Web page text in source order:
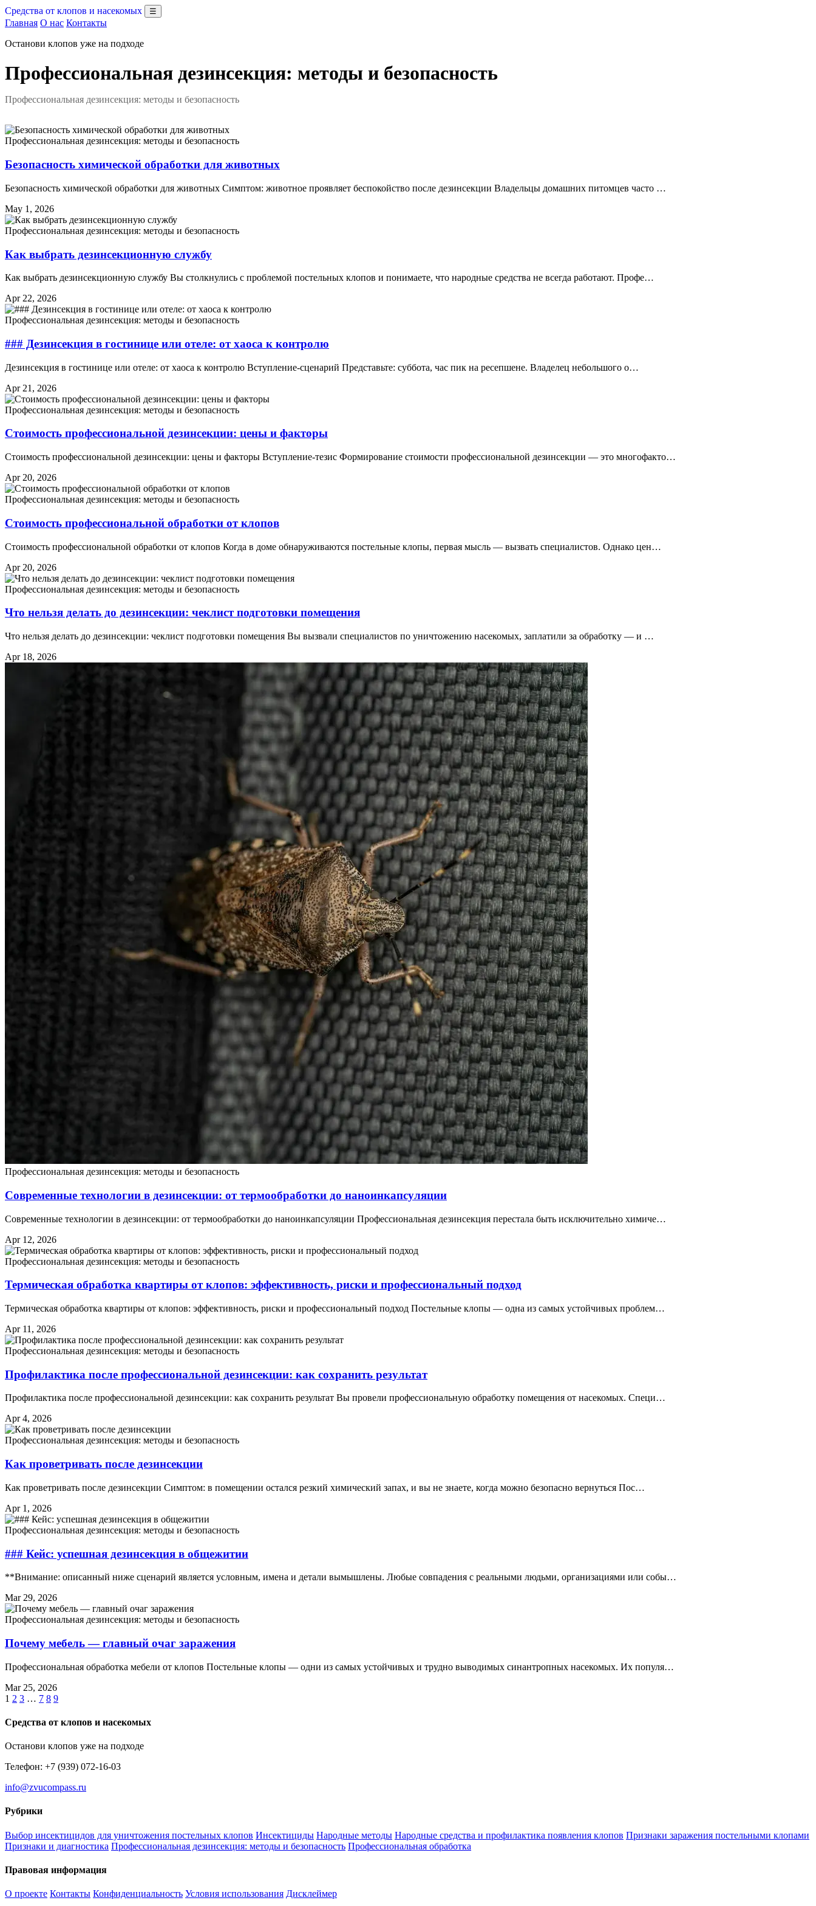
Средства от клопов и насекомых ☰
Главная О нас Контакты
Останови клопов уже на подходе
Профессиональная дезинсекция: методы и безопасность
Профессиональная дезинсекция: методы и безопасность
Профессиональная дезинсекция: методы и безопасность
Безопасность химической обработки для животных
Безопасность химической обработки для животных Симптом: животное проявляет беспокойство после дезинсекции Владельцы домашних питомцев часто …
May 1, 2026
Профессиональная дезинсекция: методы и безопасность
Как выбрать дезинсекционную службу
Как выбрать дезинсекционную службу Вы столкнулись с проблемой постельных клопов и понимаете, что народные средства не всегда работают. Профе…
Apr 22, 2026
Профессиональная дезинсекция: методы и безопасность
### Дезинсекция в гостинице или отеле: от хаоса к контролю
Дезинсекция в гостинице или отеле: от хаоса к контролю Вступление-сценарий Представьте: суббота, час пик на ресепшене. Владелец небольшого о…
Apr 21, 2026
Профессиональная дезинсекция: методы и безопасность
Стоимость профессиональной дезинсекции: цены и факторы
Стоимость профессиональной дезинсекции: цены и факторы Вступление-тезис Формирование стоимости профессиональной дезинсекции — это многофакто…
Apr 20, 2026
Профессиональная дезинсекция: методы и безопасность
Стоимость профессиональной обработки от клопов
Стоимость профессиональной обработки от клопов Когда в доме обнаруживаются постельные клопы, первая мысль — вызвать специалистов. Однако цен…
Apr 20, 2026
Профессиональная дезинсекция: методы и безопасность
Что нельзя делать до дезинсекции: чеклист подготовки помещения
Что нельзя делать до дезинсекции: чеклист подготовки помещения Вы вызвали специалистов по уничтожению насекомых, заплатили за обработку — и …
Apr 18, 2026
Профессиональная дезинсекция: методы и безопасность
Современные технологии в дезинсекции: от термообработки до наноинкапсуляции
Современные технологии в дезинсекции: от термообработки до наноинкапсуляции Профессиональная дезинсекция перестала быть исключительно химиче…
Apr 12, 2026
Профессиональная дезинсекция: методы и безопасность
Термическая обработка квартиры от клопов: эффективность, риски и профессиональный подход
Термическая обработка квартиры от клопов: эффективность, риски и профессиональный подход Постельные клопы — одна из самых устойчивых проблем…
Apr 11, 2026
Профессиональная дезинсекция: методы и безопасность
Профилактика после профессиональной дезинсекции: как сохранить результат
Профилактика после профессиональной дезинсекции: как сохранить результат Вы провели профессиональную обработку помещения от насекомых. Специ…
Apr 4, 2026
Профессиональная дезинсекция: методы и безопасность
Как проветривать после дезинсекции
Как проветривать после дезинсекции Симптом: в помещении остался резкий химический запах, и вы не знаете, когда можно безопасно вернуться Пос…
Apr 1, 2026
Профессиональная дезинсекция: методы и безопасность
### Кейс: успешная дезинсекция в общежитии
**Внимание: описанный ниже сценарий является условным, имена и детали вымышлены. Любые совпадения с реальными людьми, организациями или собы…
Mar 29, 2026
Профессиональная дезинсекция: методы и безопасность
Почему мебель — главный очаг заражения
Профессиональная обработка мебели от клопов Постельные клопы — одни из самых устойчивых и трудно выводимых синантропных насекомых. Их популя…
Mar 25, 2026
1 2 3 … 7 8 9
Средства от клопов и насекомых
Останови клопов уже на подходе
Телефон: +7 (939) 072-16-03
info@zvucompass.ru
Рубрики
Выбор инсектицидов для уничтожения постельных клопов Инсектициды Народные методы Народные средства и профилактика появления клопов Признаки заражения постельными клопами
Признаки и диагностика Профессиональная дезинсекция: методы и безопасность Профессиональная обработка
Правовая информация
О проекте Контакты Конфиденциальность Условия использования Дисклеймер